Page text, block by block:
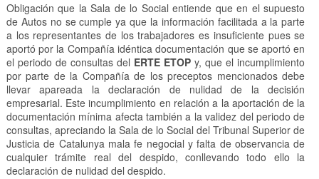
Obligación que la Sala de lo Social entiende que en el supuesto
de Autos no se cumple ya que la información facilitada a la parte
a los representantes de los trabajadores es insuficiente pues se
aportó por la Compañía idéntica documentación que se aportó en
el periodo de consultas del ERTE ETOP y, que el incumplimiento
por parte de la Compañía de los preceptos mencionados debe
llevar apareada la declaración de nulidad de la decisión
empresarial. Este incumplimiento en relación a la aportación de la
documentación mínima afecta también a la validez del periodo de
consultas, apreciando la Sala de lo Social del Tribunal Superior de
Justicia de Catalunya mala fe negocial y falta de observancia de
cualquier trámite real del despido, conllevando todo ello la
declaración de nulidad del despido.